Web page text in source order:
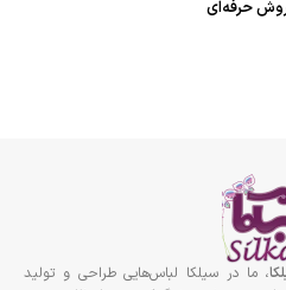
حرفه‌ای
، ما در سیلکا لباس‌هایی طراحی و تولید